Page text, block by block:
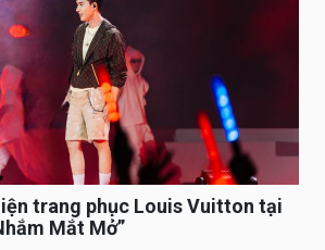
trang phục Louis Vuitton tại
Mắt Mở”